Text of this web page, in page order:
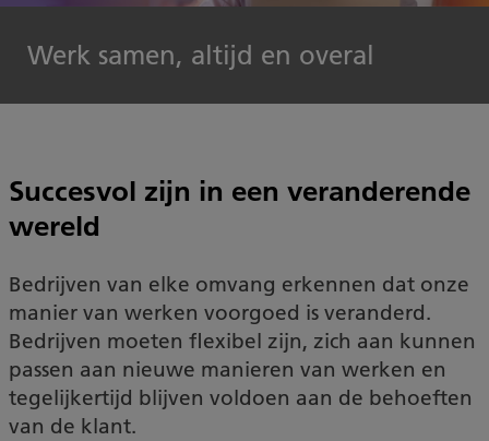
Werk samen, altijd en overal
Succesvol zijn in een veranderende
wereld
Bedrijven van elke omvang erkennen dat onze
manier van werken voorgoed is veranderd.
Bedrijven moeten flexibel zijn, zich aan kunnen
passen aan nieuwe manieren van werken en
tegelijkertijd blijven voldoen aan de behoeften
van de klant.